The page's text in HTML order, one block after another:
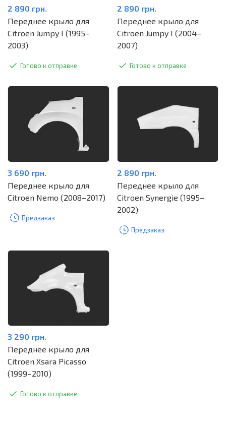
Переднее крыло для
Citroen Jumpy I (1995–
2003)
2 890 грн.
Готово к отправке
Переднее крыло для
Citroen Jumpy I (2004–
2007)
2 890 грн.
Готово к отправке
Переднее крыло для
Citroen Nemo (2008–2017)
3 690 грн.
Предзаказ
Переднее крыло для
Citroen Synergie (1995–
2002)
2 890 грн.
Предзаказ
Переднее крыло для
Citroen Xsara Picasso
(1999–2010)
3 290 грн.
Готово к отправке